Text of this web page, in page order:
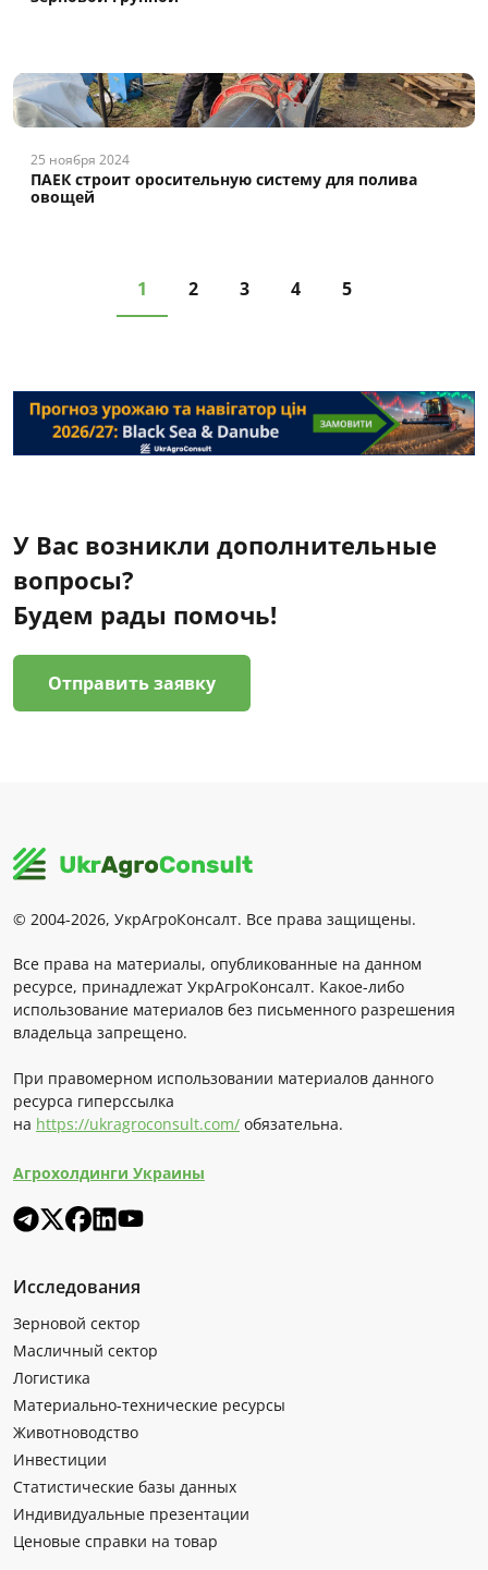
25 ноября 2024
ПАЕК строит оросительную систему для полива
овощей
1 2 3 4 5
У Вас возникли дополнительные
вопросы?
Будем рады помочь!
Отправить заявку
© 2004-2026, УкрАгроКонсалт. Все права защищены.
Все права на материалы, опубликованные на данном
ресурсе, принадлежат УкрАгроКонсалт. Какое-либо
использование материалов без письменного разрешения
владельца запрещено.
При правомерном использовании материалов данного
ресурса гиперссылка
на https://ukragroconsult.com/ обязательна.
Агрохолдинги Украины
Исследования
Зерновой сектор
Масличный сектор
Логистика
Материально-технические ресурсы
Животноводство
Инвестиции
Статистические базы данных
Индивидуальные презентации
Ценовые справки на товар